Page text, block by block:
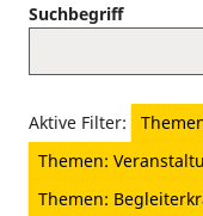
Suchbegriff
Aktive Filter:
Themen:
Themen: